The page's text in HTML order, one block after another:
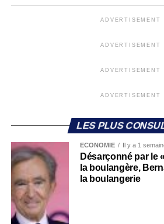
ADVERTISEMENT
ADVERTISEMENT
ADVERTISEMENT
ADVERTISEMENT
LES PLUS
ECONOMIE Il y a 1
Désarçonné par le
la boulangère,
la boulangerie